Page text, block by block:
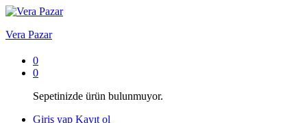
Vera Pazar
0
0
Sepetinizde ürün bulunmuyor.
Giriş yap Kayıt ol